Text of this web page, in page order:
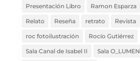
Presentación Libro Ramon Esparza
Relato Reseña retrato Revista
roc fotoilustración Rocío Gutiérrez
Sala Canal de Isabel II Sala O_LUMEN